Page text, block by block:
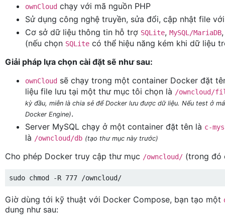
ownCloud chạy với mã nguồn PHP
Sử dụng công nghệ truyền, sửa đổi, cập nhật file
Cơ sở dữ liệu thông tin hỗ trợ SQLite, MySQL/MariaDB
(nếu chọn SQLite có thể hiệu năng kém khi dữ liệu
Giải pháp lựa chọn cài đặt sẽ như sau:
ownCloud sẽ chạy trong một container Docker đặt
liệu file lưu tại một thư mục tôi chọn là /owncloud/
kỳ đầu, miễn là chia sẻ để Docker lưu được dữ liệu. Nếu test ở
Docker Engine).
Server MySQL chạy ở một container đặt tên là c-
là /owncloud/db (tạo thư mục này trước)
Cho phép Docker truy cập thư mục /owncloud/ (trong
sudo chmod -R 777 /owncloud/
Giờ dùng tới kỹ thuật với Docker Compose, bạn tạo một
dung như sau: